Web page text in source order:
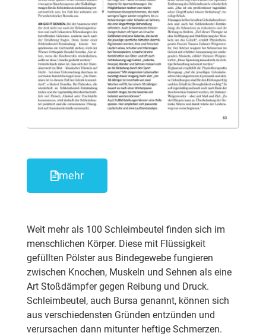
mehr
Weit mehr als 100 Schleimbeutel finden sich im
menschlichen Körper. Diese mit Flüssigkeit
gefüllten Pölster aus Bindegewebe fungieren
zwischen Knochen, Muskeln und Sehnen als eine
Art Stoßdämpfer gegen Reibung und Druck.
Schleimbeutel, auch Bursa genannt, können sich
aus verschiedensten Gründen entzünden und
verursachen dann mitunter heftige Schmerzen.